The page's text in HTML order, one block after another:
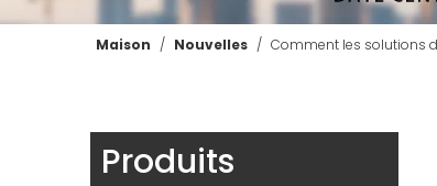
Maison / Nouvelles / Comment les solutions
Produits
enquête